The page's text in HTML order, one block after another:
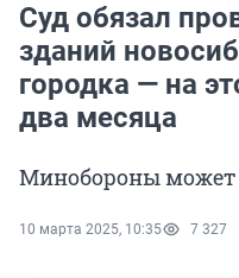
Суд обязал
зданий
городка — на
два месяца
Минобороны может
10 марта 2025, 10:35 7 327